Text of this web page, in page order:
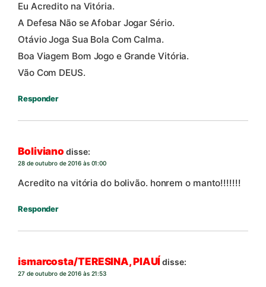
Eu Acredito na Vitória.
A Defesa Não se Afobar Jogar Sério.
Otávio Joga Sua Bola Com Calma.
Boa Viagem Bom Jogo e Grande Vitória.
Vão Com DEUS.
Responder
Boliviano disse:
28 de outubro de 2016 às 01:00
Acredito na vitória do bolivão. honrem o manto!!!!!!!
Responder
ismarcosta/TERESINA, PIAUÍdisse:
27 de outubro de 2016 às 21:53